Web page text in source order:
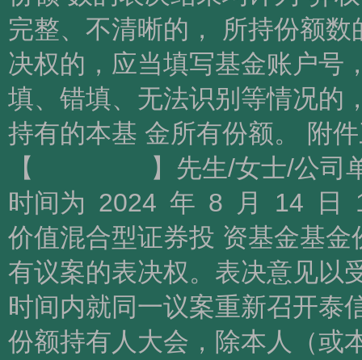
完整、不清晰的， 所持份额数
决权的，应当填写基金账户号
填、错填、无法识别等情况的
持有的本基 金所有份额。 附
【 】先生/女士/公司单位
时间为 2024 年 8 月 14 日
价值混合型证券投 资基金基
有议案的表决权。表决意见
时间内就同一议案重新召开泰
份额持有人大会，除本人（或